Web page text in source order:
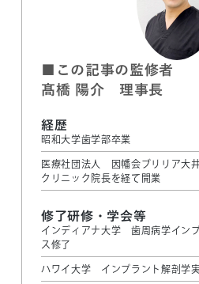
■この記事の監修者
髙橋 陽介 理事長
経歴
昭和大学歯学部卒業
医療社団法人 因幡会ブリリア大
クリニック院長を経て開業
修了研修・学会等
インディアナ大学 歯周病学イン
ス修了
ハワイ大学 インプラント解剖学